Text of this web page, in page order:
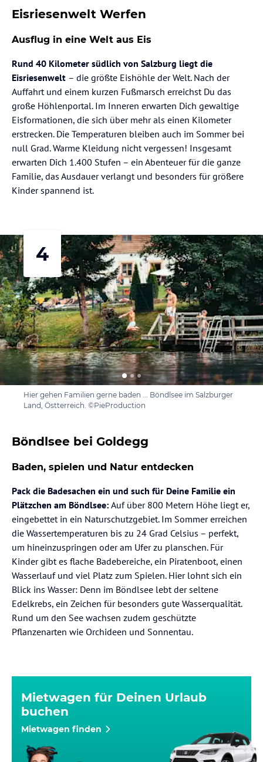
Eisriesenwelt Werfen
Ausflug in eine Welt aus Eis
Rund 40 Kilometer südlich von Salzburg liegt die
Eisriesenwelt – die größte Eishöhle der Welt. Nach der
Auffahrt und einem kurzen Fußmarsch erreichst Du das
große Höhlenportal. Im Inneren erwarten Dich gewaltige
Eisformationen, die sich über mehr als einen Kilometer
erstrecken. Die Temperaturen bleiben auch im Sommer bei
null Grad. Warme Kleidung nicht vergessen! Insgesamt
erwarten Dich 1.400 Stufen – ein Abenteuer für die ganze
Familie, das Ausdauer verlangt und besonders für größere
Kinder spannend ist.
4
Hier gehen Familien gerne baden ... Böndlsee im Salzburger
Land, Östterreich. ©PieProduction
Böndlsee bei Goldegg
Baden, spielen und Natur entdecken
Pack die Badesachen ein und such für Deine Familie ein
Plätzchen am Böndlsee: Auf über 800 Metern Höhe liegt er,
eingebettet in ein Naturschutzgebiet. Im Sommer erreichen
die Wassertemperaturen bis zu 24 Grad Celsius – perfekt,
um hineinzuspringen oder am Ufer zu planschen. Für
Kinder gibt es flache Badebereiche, ein Piratenboot, einen
Wasserlauf und viel Platz zum Spielen. Hier lohnt sich ein
Blick ins Wasser: Denn im Böndlsee lebt der seltene
Edelkrebs, ein Zeichen für besonders gute Wasserqualität.
Rund um den See wachsen zudem geschützte
Pflanzenarten wie Orchideen und Sonnentau.
Mietwagen für Deinen Urlaub
buchen
Mietwagen finden